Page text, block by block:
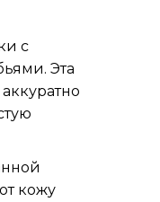
с
Эта
кожу